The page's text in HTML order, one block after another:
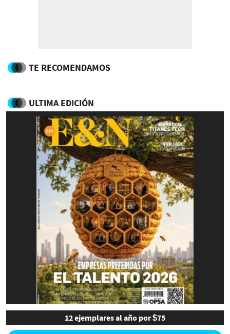
TE RECOMENDAMOS
ULTIMA EDICIÓN
12 ejemplares al año por $75